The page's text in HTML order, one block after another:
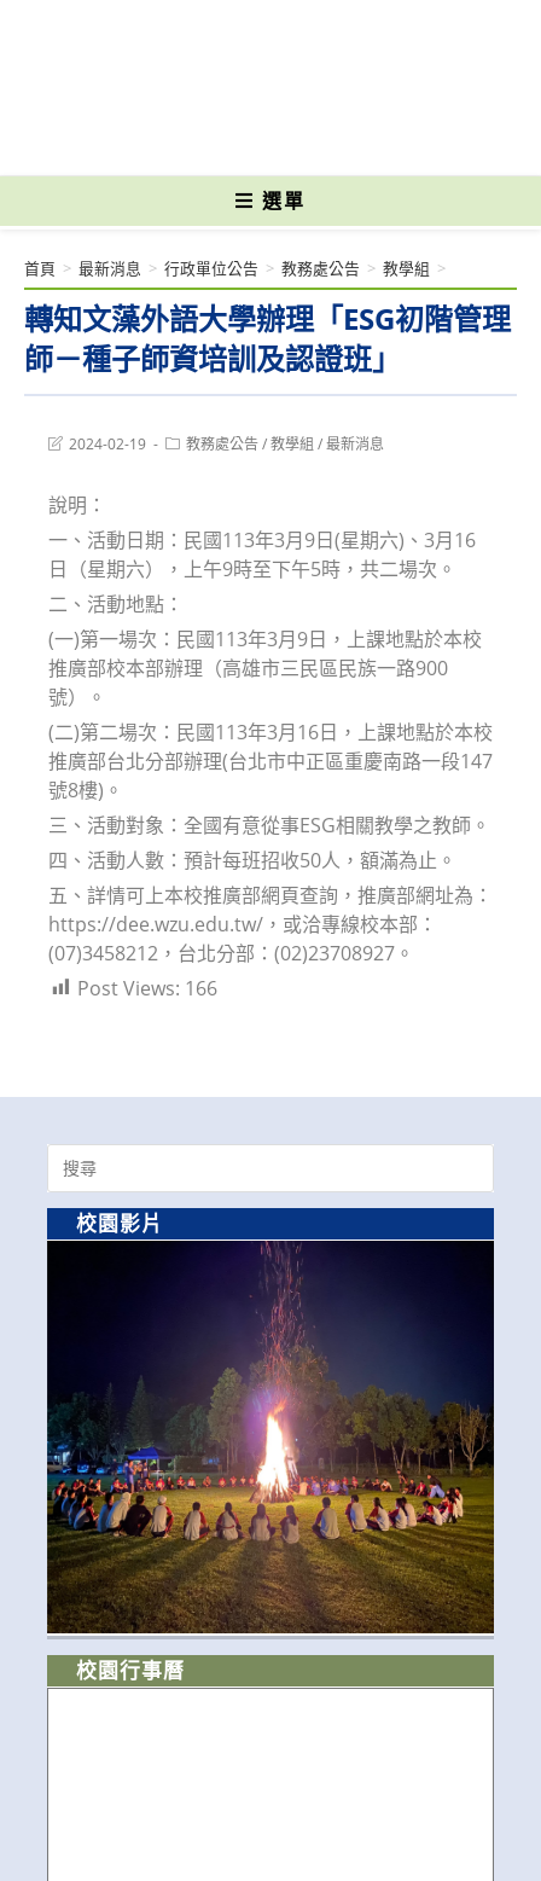
選單
轉知文藻外語大學辦理「ESG初階管理
師－種子師資培訓及認證班」
首頁 > 最新消息 > 行政單位公告 > 教務處公告 > 教學組 >
Post2024-02-19
Post教務處公告/教學組 /最新消息
說明：
一、活動日期：民國113年3月9日(星期六)、3月16
日（星期六），上午9時至下午5時，共二場次。
二、活動地點：
(一)第一場次：民國113年3月9日，上課地點於本校
推廣部校本部辦理（高雄市三民區民族一路900
號）。
(二)第二場次：民國113年3月16日，上課地點於本校
推廣部台北分部辦理(台北市中正區重慶南路一段147
號8樓)。
三、活動對象：全國有意從事ESG相關教學之教師。
四、活動人數：預計每班招收50人，額滿為止。
五、詳情可上本校推廣部網頁查詢，推廣部網址為：
https://dee.wzu.edu.tw/，或洽專線校本部：
(07)3458212，台北分部：(02)23708927。
Post Views: 166
Search
for:
校園影片
校園行事曆